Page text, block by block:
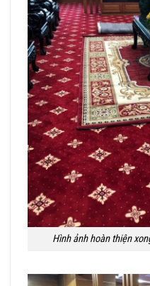
Hình ảnh hoàn thiện